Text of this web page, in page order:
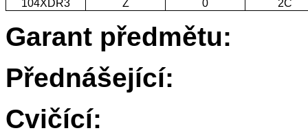
104XDR3
Z 0 2C
Garant předmětu:
Přednášející:
Cvičící: